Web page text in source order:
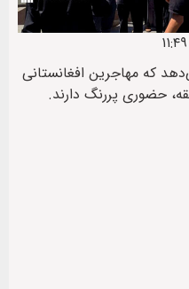
که مهاجرین افغانستانی
حضوری پررنگ دارند.